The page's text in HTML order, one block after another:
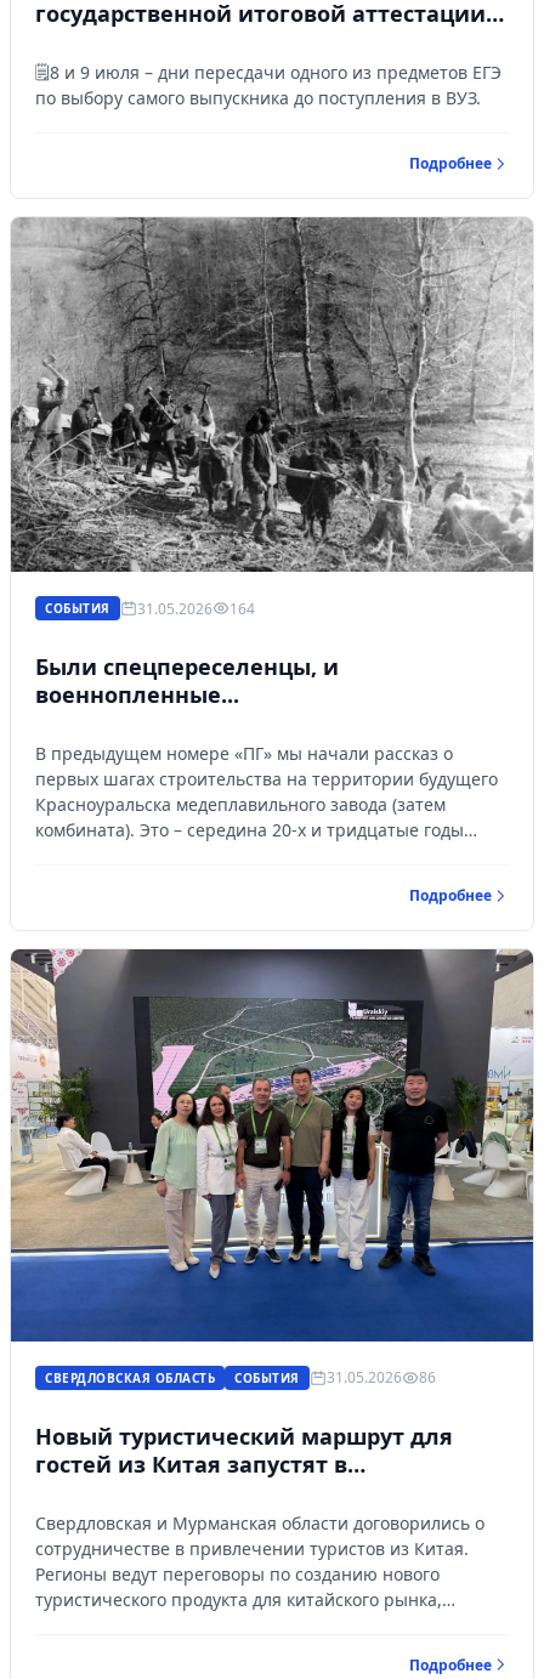
Личный кабинет
Управляйте объявлениями, отслеживайте
публикации и получайте сообщения
государственной итоговой аттестации
🗒️8 и 9 июля – дни пересдачи одного из предметов ЕГЭ
по выбору самого выпускника до поступления в ВУЗ.
Подробнее
СОБЫТИЯ 31.05.2026 164
Были спецпереселенцы, и
военнопленные...
В предыдущем номере «ПГ» мы начали рассказ о
первых шагах строительства на территории будущего
Красноуральска медеплавильного завода (затем
комбината). Это – середина 20-х и тридцатые годы
материальные, но и людские ресурсы. И молодое
советское государство решало эту проблему по-
своему…
Подробнее
СВЕРДЛОВСКАЯ ОБЛАСТЬ СОБЫТИЯ 31.05.2026 86
Новый туристический маршрут для
гостей из Китая запустят в
Свердловская и Мурманская области договорились о
сотрудничестве в привлечении туристов из Китая.
Регионы ведут переговоры по созданию нового
туристического продукта для китайского рынка,
Подробнее